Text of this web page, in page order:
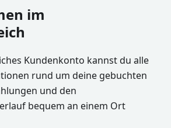
im
Kundenkonto kannst du alle
rund um deine gebuchten
und den
bequem an einem Ort